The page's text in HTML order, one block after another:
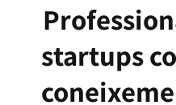
startups